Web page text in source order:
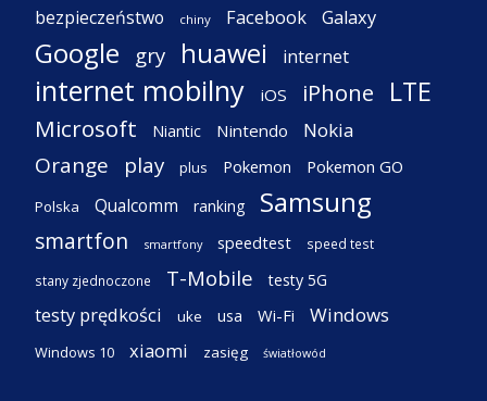
bezpieczeństwo chiny Facebook Galaxy
Google gry huawei internet
internet mobilny iOS iPhone LTE
Microsoft Niantic Nintendo Nokia
Orange play plus Pokemon Pokemon GO
Polska Qualcomm ranking Samsung
smartfon smartfony speedtest speed test
stany zjednoczone T-Mobile testy 5G
testy prędkości uke usa Wi-Fi Windows
Windows 10 xiaomi zasięg światłowód